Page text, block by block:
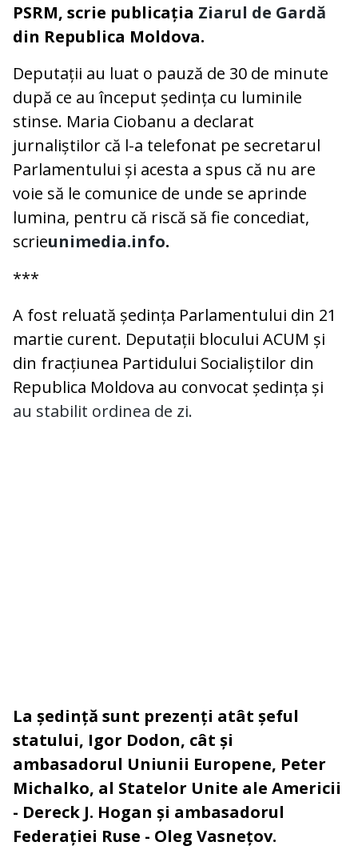
PSRM, scrie publicația Ziarul de Gardă
din Republica Moldova.
Deputații au luat o pauză de 30 de minute
după ce au început ședința cu luminile
stinse. Maria Ciobanu a declarat
jurnaliștilor că l-a telefonat pe secretarul
Parlamentului și acesta a spus că nu are
voie să le comunice de unde se aprinde
lumina, pentru că riscă să fie concediat,
scrieunimedia.info.
***
A fost reluată ședința Parlamentului din 21
martie curent. Deputații blocului ACUM și
din fracțiunea Partidului Socialiștilor din
Republica Moldova au convocat ședința și
au stabilit ordinea de zi.
La ședință sunt prezenți atât șeful
statului, Igor Dodon, cât și
ambasadorul Uniunii Europene, Peter
Michalko, al Statelor Unite ale Americii
- Dereck J. Hogan și ambasadorul
Federației Ruse - Oleg Vasnețov.